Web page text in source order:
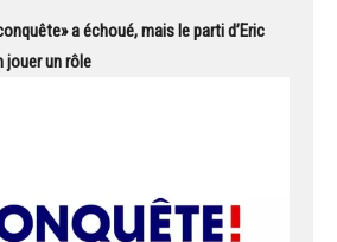
a échoué, mais le parti d’Eric
jouer un rôle